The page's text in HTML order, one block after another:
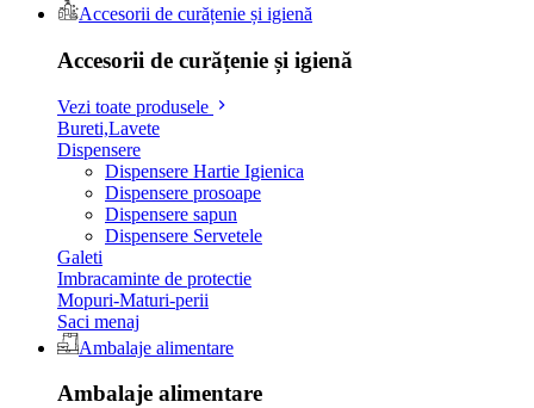
Accesorii de curățenie și igienă
Accesorii de curățenie și igienă
Vezi toate produsele
Bureti,Lavete
Dispensere
Dispensere Hartie Igienica
Dispensere prosoape
Dispensere sapun
Dispensere Servetele
Galeti
Imbracaminte de protectie
Mopuri-Maturi-perii
Saci menaj
Ambalaje alimentare
Ambalaje alimentare